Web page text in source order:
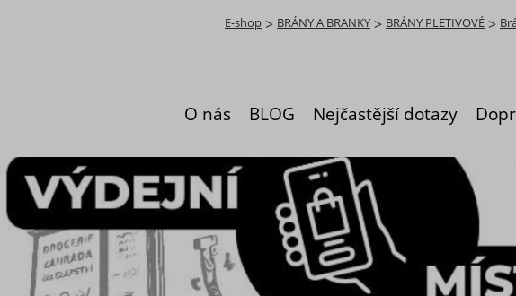
E-shop > BRÁNY A BRANKY > BRÁNY PLETIVOVÉ >
O nás BLOG Nejčastější dotazy